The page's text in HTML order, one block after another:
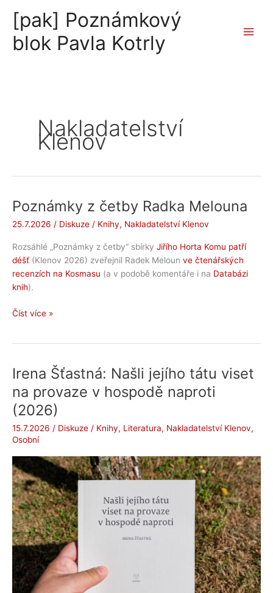
obsah
[pak] Poznámkový
blok Pavla Kotrly
Nakladatelství
Klenov
Poznámky z četby Radka Melouna
25.7.2026 / Diskuze / Knihy, Nakladatelství Klenov
Rozsáhlé „Poznámky z četby“ sbírky Jiřího Horta Komu patří
déšť (Klenov 2026) zveřejnil Radek Meloun ve čtenářských
recenzích na Kosmasu (a v podobě komentáře i na Databázi
knih).
Poznámky
Melouna
Číst více »
Irena Šťastná: Našli jejího tátu viset
na provaze v hospodě naproti
(2026)
15.7.2026 / Diskuze / Knihy, Literatura, Nakladatelství Klenov,
Osobní